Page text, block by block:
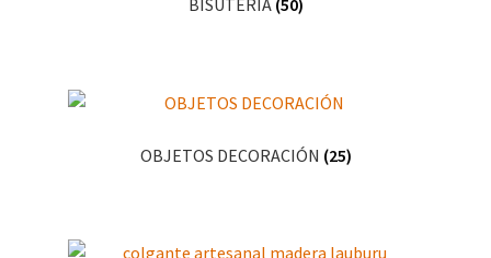
BISUTERÍA (50)
OBJETOS DECORACIÓN (25)